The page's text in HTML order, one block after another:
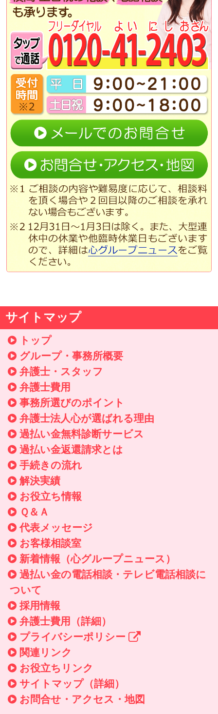
サイトマップ
トップ
グループ・事務所概要
弁護士・スタッフ
弁護士費用
事務所選びのポイント
弁護士法人心が選ばれる理由
過払い金無料診断サービス
過払い金返還請求とは
手続きの流れ
解決実績
お役立ち情報
Ｑ＆Ａ
代表メッセージ
お客様相談室
新着情報 （心グループニュース）
過払い金の電話相談・テレビ電話相談に
ついて
採用情報
弁護士費用（詳細）
プライバシーポリシー
関連リンク
お役立ちリンク
サイトマップ（詳細）
お問合せ・アクセス・地図